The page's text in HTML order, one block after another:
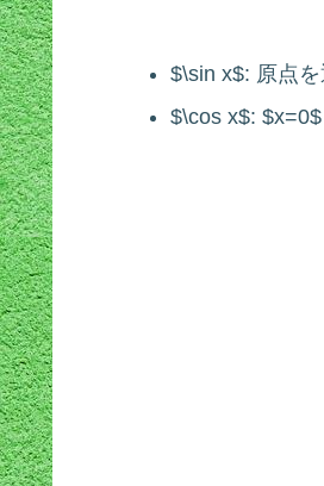
$\sin x$: 原点
$\cos x$: